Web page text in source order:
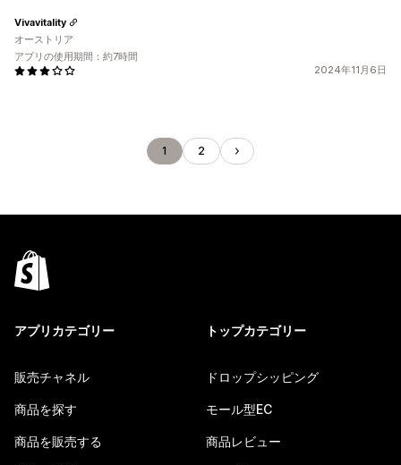
2024年11月6日
Vivavitality
オーストリア
アプリの使用期間：約7時間
1 2
アプリカテゴリー
販売チャネル
商品を探す
商品を販売する
トップカテゴリー
ドロップシッピング
モール型EC
商品レビュー